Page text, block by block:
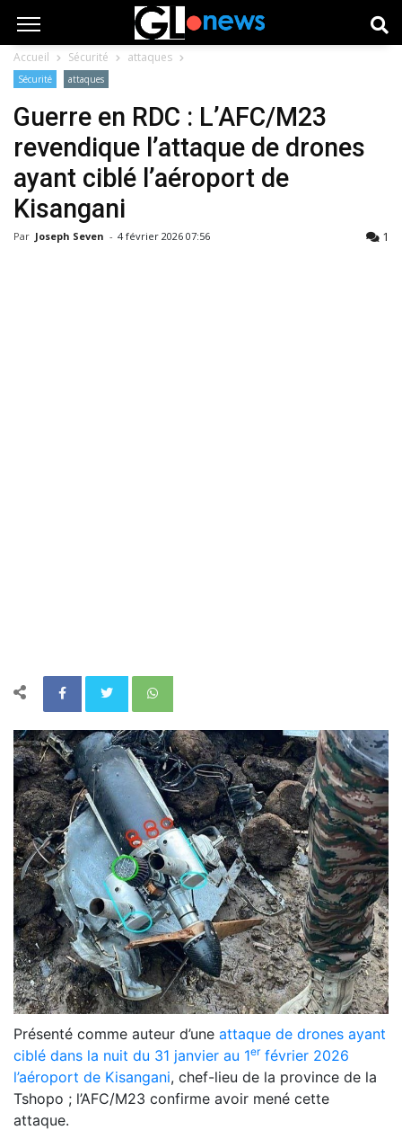
Accueil Sécurité attaques
Sécurité attaques
Guerre en RDC : L’AFC/M23
revendique l’attaque de drones
ayant ciblé l’aéroport de
Kisangani
Par Joseph Seven - 4 février 2026 07:56 1
Présenté comme auteur d’une attaque de drones ayant
ciblé dans la nuit du 31 janvier au 1erfévrier 2026
l’aéroport de Kisangani, chef-lieu de la province de la
Tshopo ; l’AFC/M23 confirme avoir mené cette
attaque.